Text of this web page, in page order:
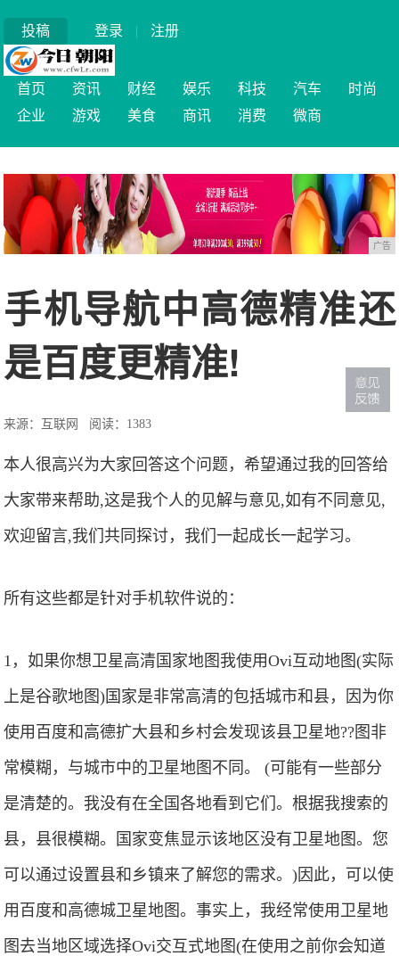
投稿 登录 | 注册
首页 资讯 财经 娱乐 科技 汽车
时尚
企业
游戏 美食 商讯 消费 微商
广告
手机导航中高德精准还
是百度更精准!
来源：互联网 阅读：1383
本人很高兴为大家回答这个问题，希望通过我的回答给
大家带来帮助,这是我个人的见解与意见,如有不同意见,
欢迎留言,我们共同探讨，我们一起成长一起学习。
所有这些都是针对手机软件说的：
1，如果你想卫星高清国家地图我使用Ovi互动地图(实际
上是谷歌地图)国家是非常高清的包括城市和县，因为你
使用百度和高德扩大县和乡村会发现该县卫星地??图非
常模糊，与城市中的卫星地图不同。 (可能有一些部分
是清楚的。我没有在全国各地看到它们。根据我搜索的
县，县很模糊。国家变焦显示该地区没有卫星地图。您
可以通过设置县和乡镇来了解您的需求。)因此，可以使
用百度和高德城卫星地图。事实上，我经常使用卫星地
图去当地区域选择Ovi交互式地图(在使用之前你会知道